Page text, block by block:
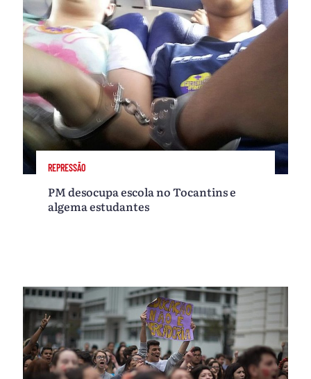
REPRESSÃO
PM desocupa escola no Tocantins e
algema estudantes